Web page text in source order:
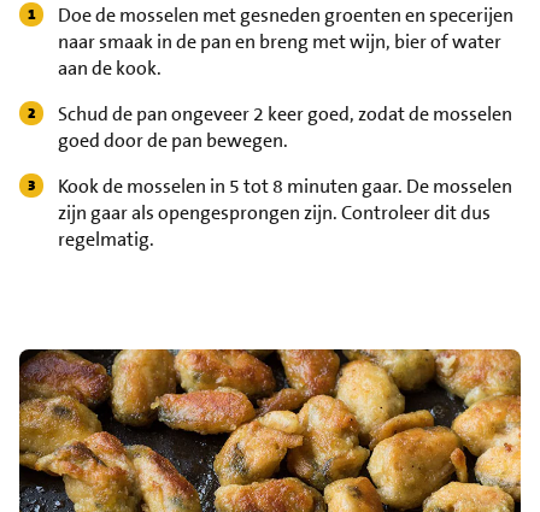
Doe de mosselen met gesneden groenten en specerijen
naar smaak in de pan en breng met wijn, bier of water
aan de kook.
Schud de pan ongeveer 2 keer goed, zodat de mosselen
goed door de pan bewegen.
Kook de mosselen in 5 tot 8 minuten gaar. De mosselen
zijn gaar als opengesprongen zijn. Controleer dit dus
regelmatig.